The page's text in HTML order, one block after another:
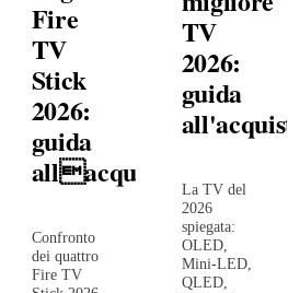
Fire
TV
Stick
2026:
guida
allacquisto
Confronto
dei quattro
Fire TV
TV
2026:
guida
all'acquisto
La TV del
2026
spiegata:
OLED,
Mini-LED,
QLED,